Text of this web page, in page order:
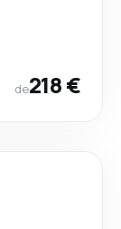
de218 €